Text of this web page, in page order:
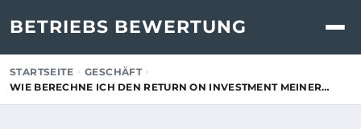
BETRIEBS BEWERTUNG
STARTSEITE
GESCHÄFT
WIE BERECHNE ICH DEN RETURN ON INVESTMENT MEINER…